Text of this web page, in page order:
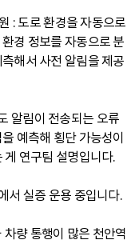
: 도로 환경을 자동으로
경 정보를 자동으로 분
해서 사전 알림을 제공
알림이 전송되는 오류
예측해 횡단 가능성이
연구팀 설명입니다.
서 실증 운용 중입니다.
량 통행이 많은 천안역